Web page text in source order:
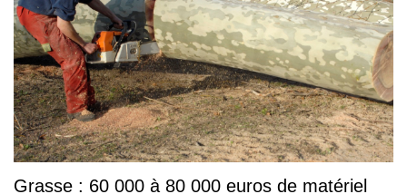
Grasse : 60 000 à 80 000 euros de matériel